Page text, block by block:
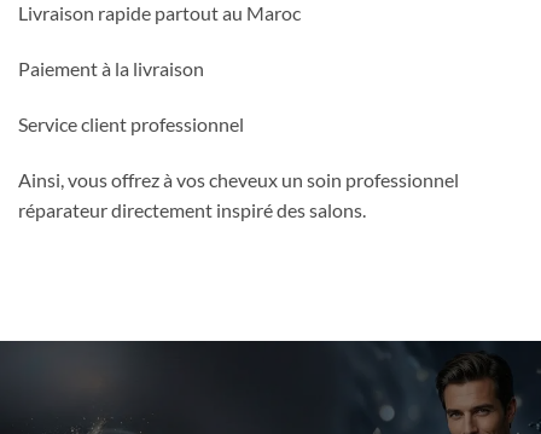
Livraison rapide partout au Maroc
Paiement à la livraison
Service client professionnel
Ainsi, vous offrez à vos cheveux un soin professionnel
réparateur directement inspiré des salons.